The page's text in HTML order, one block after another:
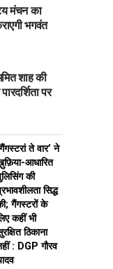
मंचन का
भगवंत
शाह की
पर
ते वार’ ने
आधारित
की
सिद्ध
गैंगस्टरों के
कहीं भी
ठिकाना
: DGP गौरव